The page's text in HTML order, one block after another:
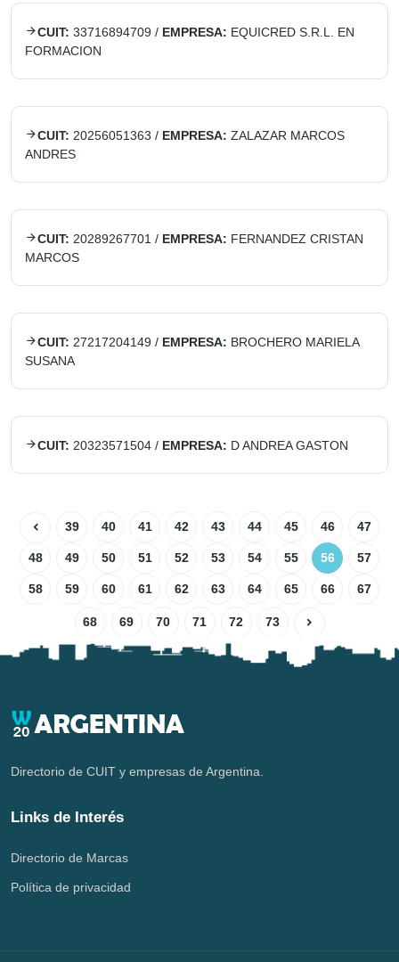
CUIT: 33716894709 / EMPRESA: EQUICRED S.R.L. EN
FORMACION
CUIT: 20256051363 / EMPRESA: ZALAZAR MARCOS
ANDRES
CUIT: 20289267701 / EMPRESA: FERNANDEZ CRISTAN
MARCOS
CUIT: 27217204149 / EMPRESA: BROCHERO MARIELA
SUSANA
CUIT: 20323571504 / EMPRESA: D ANDREA GASTON
39 40 41 42 43 44 45 46 47
48 49 50 51 52 53 54 55 56 57
58 59 60 61 62 63 64 65 66 67
68 69 70 71 72 73
Directorio de CUIT y empresas de Argentina.
Links de Interés
Directorio de Marcas
Política de privacidad